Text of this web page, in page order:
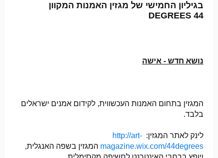
בגיליון החמישי של מגזין האמנות המקוון
DEGREES 44
נושא חדש - אישה
המגזין בתחום האמנות העכשווית, לקידום אמנים ישראלים
בלבד.
לינק לאתר המגזין: http://art-
magazine.wix.com/44degrees המגזין בשפה האנגלית,